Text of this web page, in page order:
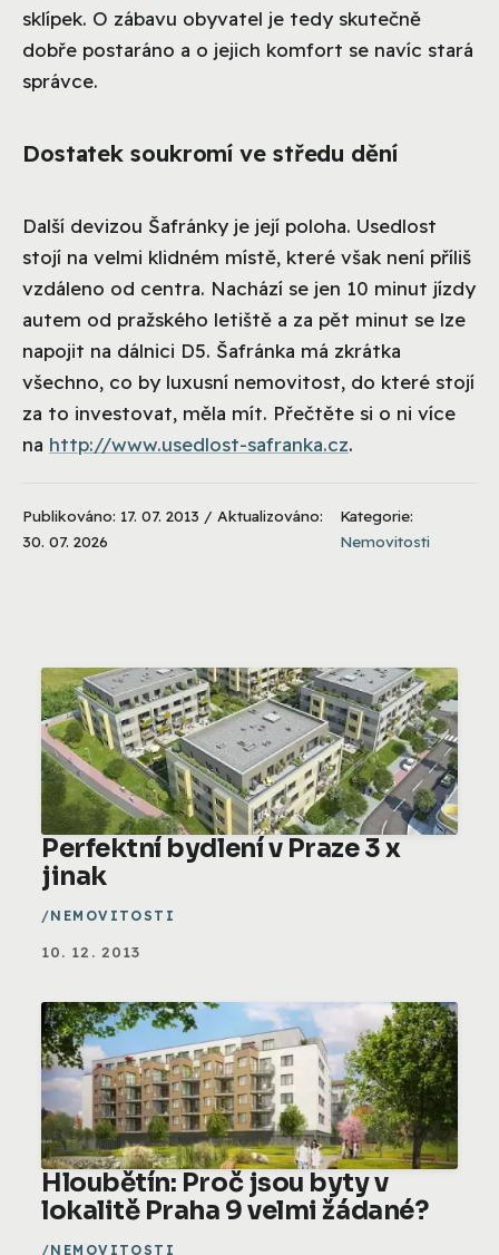
sklípek. O zábavu obyvatel je tedy skutečně
dobře postaráno a o jejich komfort se navíc stará
správce.
Dostatek soukromí ve středu dění
Další devizou Šafránky je její poloha. Usedlost
stojí na velmi klidném místě, které však není příliš
vzdáleno od centra. Nachází se jen 10 minut jízdy
autem od pražského letiště a za pět minut se lze
napojit na dálnici D5. Šafránka má zkrátka
všechno, co by luxusní nemovitost, do které stojí
za to investovat, měla mít. Přečtěte si o ni více
na http://www.usedlost-safranka.cz.
Publikováno: 17. 07. 2013 / Aktualizováno:
30. 07. 2026
Kategorie:
Nemovitosti
Perfektní bydlení v Praze 3 x
jinak
NEMOVITOSTI
10. 12. 2013
Hloubětín: Proč jsou byty v
lokalitě Praha 9 velmi žádané?
NEMOVITOSTI